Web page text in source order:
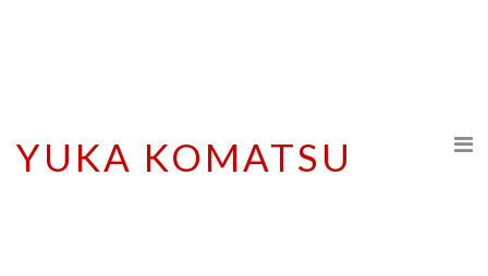
YUKA KOMATSU